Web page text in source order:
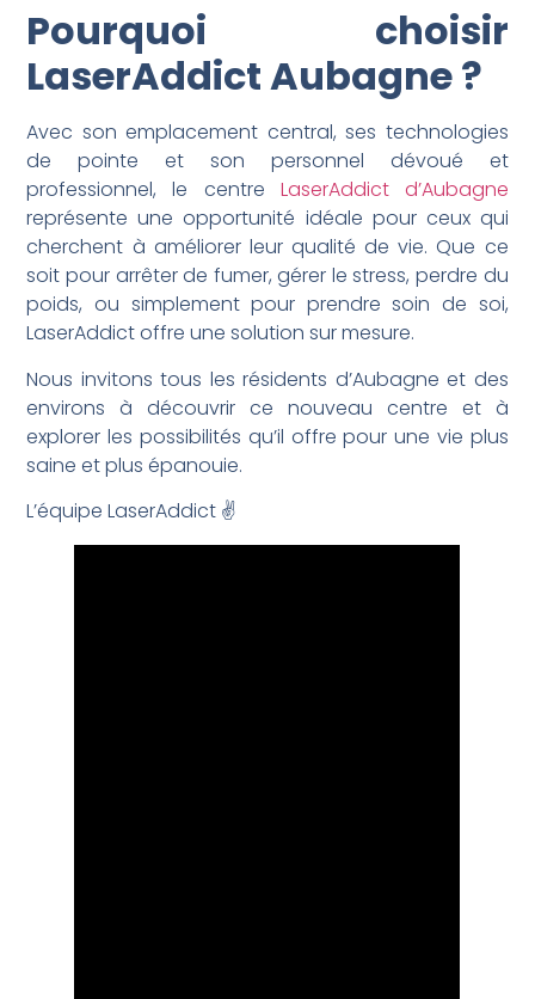
Pourquoi choisir
LaserAddict Aubagne ?
Avec son emplacement central, ses technologies
de pointe et son personnel dévoué et
professionnel, le centre LaserAddict d’Aubagne
représente une opportunité idéale pour ceux qui
cherchent à améliorer leur qualité de vie. Que ce
soit pour arrêter de fumer, gérer le stress, perdre du
poids, ou simplement pour prendre soin de soi,
LaserAddict offre une solution sur mesure.
Nous invitons tous les résidents d’Aubagne et des
environs à découvrir ce nouveau centre et à
explorer les possibilités qu’il offre pour une vie plus
saine et plus épanouie.
L’équipe LaserAddict ✌️